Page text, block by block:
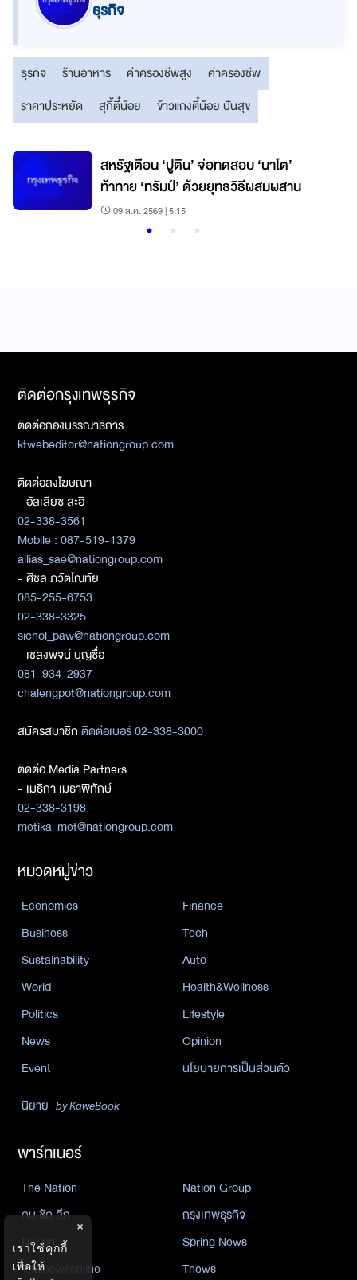
ธุรกิจ
ธุรกิจ ร้านอาหาร ค่าครองชีพสูง
ค่าครองชีพ
ราคาประหยัด
สุกี้ตี๋น้อย ข้าวแกงตี๋น้อย ปันสุข
สหรัฐเตือน ‘ปูติน’ จ่อทดสอบ ‘นาโต’
ท้าทาย ‘ทรัมป์’ ด้วยยุทธวิธีผสมผสาน
09 ส.ค. 2569 | 5:15
ติดต่อกรุงเทพธุรกิจ
ติดต่อกองบรรณาธิการ
ktwebeditor@nationgroup.com
ติดต่อลงโฆษณา
- อัลเลียซ สะอิ
02-338-3561
Mobile : 087-519-1379
allias_sae@nationgroup.com
- ศิชล ภวัตโณทัย
085-255-6753
02-338-3325
sichol_paw@nationgroup.com
- เชลงพจน์ บุญซื่อ
081-934-2937
chalengpot@nationgroup.com
สมัครสมาชิกติดต่อเบอร์ 02-338-3000
ติดต่อ Media Partners
- เมธิกา เมธาพิทักษ์
02-338-3198
metika_met@nationgroup.com
หมวดหมู่ข่าว
Economics
Finance
Business
Tech
Sustainability
Auto
World
Health&Wellness
Politics
Lifestyle
News
Opinion
Event
นโยบายการเป็นส่วนตัว
นิยาย by KaweBook
พาร์ทเนอร์
The Nation
Nation Group
คม ชัด ลึก
กรุงเทพธุรกิจ
Nation
Spring News
Thainewsonline
Tnews
×
เราใช้คุกกี้
เพื่อให้